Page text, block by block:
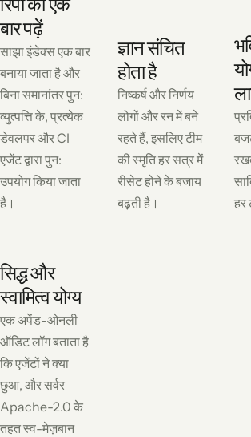
रिपो को एक
बार पढ़ें
साझा इंडेक्स एक बार
बनाया जाता है और
बिना समानांतर पुन:
व्युत्पत्ति के, प्रत्येक
डेवलपर और CI
एजेंट द्वारा पुन:
उपयोग किया जाता
है।
ज्ञान संचित
होता है
निष्कर्ष और निर्णय
लोगों और रन में बने
रहते हैं, इसलिए टीम
की स्मृति हर सत्र में
रीसेट होने के बजाय
बढ़ती है।
हर
सिद्ध और
स्वामित्व योग्य
एक अपेंड-ओनली
ऑडिट लॉग बताता है
कि एजेंटों ने क्या
छुआ, और सर्वर
Apache-2.0 के
तहत स्व-मेज़बान